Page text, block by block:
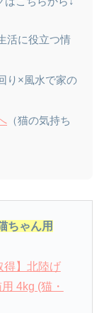
活に役立つ情
り×風水で家の
（猫の気持ち
ちゃん用
得】北陸げ
4kg (猫・